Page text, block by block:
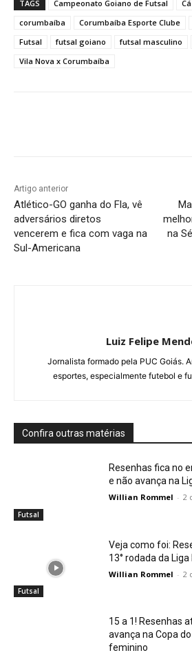
TAGS Campeonato Goiano de Futsal
corumbaíba
Corumbaíba Esporte Clube
Futsal
futsal goiano futsal masculino
Vila Nova x Corumbaíba
Artigo anterior
Atlético-GO ganha do Fla, vê
adversários diretos
vencerem e fica com vaga na
Sul-Americana
na
Luiz Felipe
Jornalista formado pela PUC Goiás.
esportes, especialmente futebol e
Confira outras matérias
Futsal
Resenhas fica no
e não avança na
Willian Rommel - 2
Futsal
Veja como foi:
13° rodada da
Willian Rommel - 2
15 a 1! Resenhas
avança na Copa
feminino